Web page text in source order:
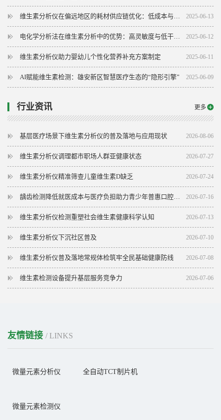
2025-06-13
维生素分析仪在偏远地区的耗材供应链优化：低成本与可持续性解决方案
2025-06-12
电化学分析法在维生素分析中的优势：高灵敏度与低干扰的完美结合
2025-06-11
维生素分析仪助力婴幼儿个性化营养补充方案制定
2025-06-09
AI赋能维生素检测：雄安新区智慧医疗生态的“隐形引擎”
更多
行业资讯
2026-08-06
基层医疗场景下维生素分析仪的普及落地与应用现状
2026-07-27
维生素分析仪调理都市职场人群亚健康状态
2026-07-24
维生素分析仪精准筛查儿童维生素D缺乏
2026-07-16
龋齿检测降低就医成本与医疗负担助力青少年普惠口腔保健
2026-07-13
维生素分析仪检测重塑社会维生素健康科学认知
2026-07-10
维生素分析仪下沉社区普及
2026-07-08
维生素分析仪普及落地常规体检筑牢全民基础健康防线
2026-07-06
维生素检测设备提升基层服务竞争力
友情链接 / LINKS
微量元素分析仪 全自动TCT制片机
微量元素检测仪